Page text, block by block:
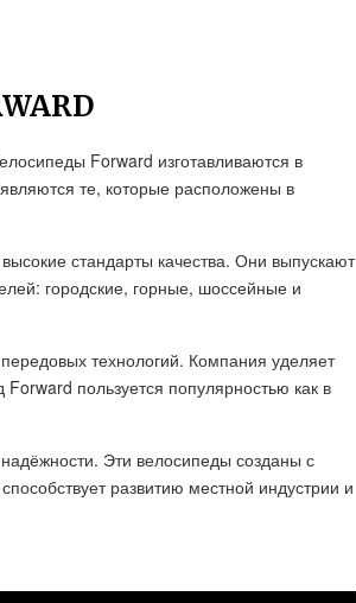
Forward изготавливаются в
те, которые расположены в
стандарты качества. Они выпускают
городские, горные, шоссейные и
технологий. Компания уделяет
пользуется популярностью как в
Эти велосипеды созданы с
развитию местной индустрии и